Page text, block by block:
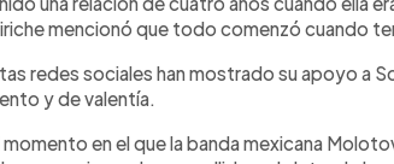
mencionó que todo comenzó cuando
redes sociales han mostrado su apoyo a
y de valentía.
en el que la banda mexicana